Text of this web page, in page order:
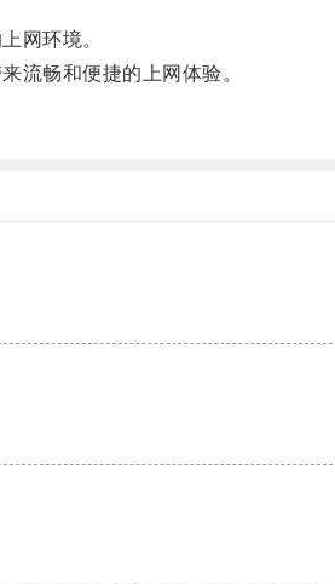
网环境。
畅和便捷的上网体验。